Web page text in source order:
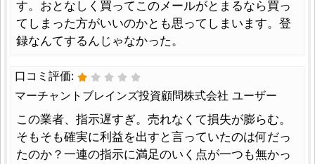
す。おとなしく買ってこのメールがとまるなら買っ
てしまった方がいいのかとも思ってしまいます。登
録なんてするんじゃなかった。
口コミ評価:
マーチャントブレインズ投資顧問株式会社 ユーザー
この業者、指示遅すぎ。売れなくて損失が膨らむ。
そもそも確実に利益を出すと言っていたのは何だっ
たのか？一連の指示に満足のいく点が一つも無かっ